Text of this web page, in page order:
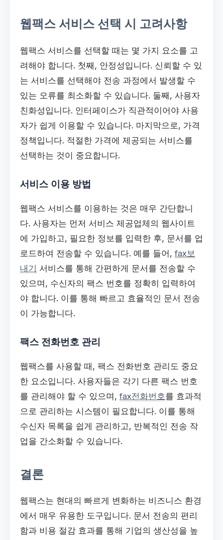
웹팩스 서비스 선택 시 고려사항
웹팩스 서비스를 선택할 때는 몇 가지 요소를 고
려해야 합니다. 첫째, 안정성입니다. 신뢰할 수 있
는 서비스를 선택해야 전송 과정에서 발생할 수
있는 오류를 최소화할 수 있습니다. 둘째, 사용자
친화성입니다. 인터페이스가 직관적이어야 사용
자가 쉽게 이용할 수 있습니다. 마지막으로, 가격
정책입니다. 적절한 가격에 제공되는 서비스를
선택하는 것이 중요합니다.
서비스 이용 방법
웹팩스 서비스를 이용하는 것은 매우 간단합니
다. 사용자는 먼저 서비스 제공업체의 웹사이트
에 가입하고, 필요한 정보를 입력한 후, 문서를 업
로드하여 전송할 수 있습니다. 예를 들어,fax보
내기 서비스를 통해 간편하게 문서를 전송할 수
있으며, 수신자의 팩스 번호를 정확히 입력하여
야 합니다. 이를 통해 빠르고 효율적인 문서 전송
이 가능합니다.
팩스 전화번호 관리
웹팩스를 사용할 때, 팩스 전화번호 관리도 중요
한 요소입니다. 사용자들은 각기 다른 팩스 번호
를 관리해야 할 수 있으며,fax전화번호를 효과적
으로 관리하는 시스템이 필요합니다. 이를 통해
수신자 목록을 쉽게 관리하고, 반복적인 전송 작
업을 간소화할 수 있습니다.
결론
웹팩스는 현대의 빠르게 변화하는 비즈니스 환경
에서 매우 유용한 도구입니다. 문서 전송의 편리
함과 비용 절감 효과를 통해 기업의 생산성을 높